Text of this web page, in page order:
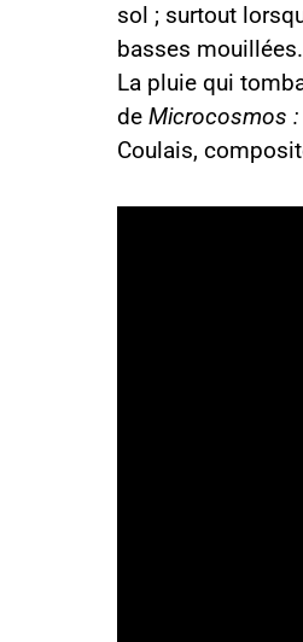
sol ; surtout
basses mouillées.
La pluie qui
de Microcosmos :
Coulais,